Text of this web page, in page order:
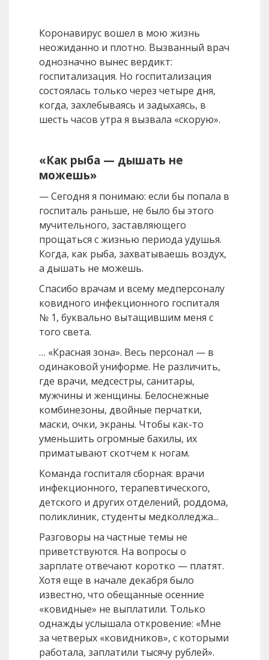
Коронавирус вошел в мою жизнь
неожиданно и плотно. Вызванный врач
однозначно вынес вердикт:
госпитализация. Но госпитализация
состоялась только через четыре дня,
когда, захлебываясь и задыхаясь, в
шесть часов утра я вызвала «скорую».
«Как рыба — дышать не
можешь»
— Сегодня я понимаю: если бы попала в
госпиталь раньше, не было бы этого
мучительного, заставляющего
прощаться с жизнью периода удушья.
Когда, как рыба, захватываешь воздух,
а дышать не можешь.
Спасибо врачам и всему медперсоналу
ковидного инфекционного госпиталя
№ 1, буквально вытащившим меня с
того света.
… «Красная зона». Весь персонал — в
одинаковой униформе. Не различить,
где врачи, медсестры, санитары,
мужчины и женщины. Белоснежные
комбинезоны, двойные перчатки,
маски, очки, экраны. Чтобы как-то
уменьшить огромные бахилы, их
приматывают скотчем к ногам.
Команда госпиталя сборная: врачи
инфекционного, терапевтического,
детского и других отделений, роддома,
поликлиник, студенты медколледжа...
Разговоры на частные темы не
приветствуются. На вопросы о
зарплате отвечают коротко — платят.
Хотя еще в начале декабря было
известно, что обещанные осенние
«ковидные» не выплатили. Только
однажды услышала откровение: «Мне
за четверых «ковидников», с которыми
работала, заплатили тысячу рублей».